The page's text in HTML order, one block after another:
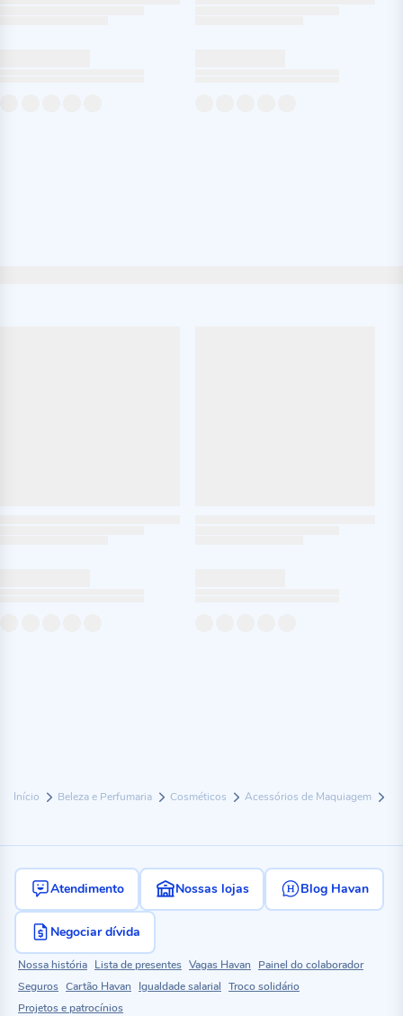
Início Beleza e Perfumaria Cosméticos Acessórios de Maquiagem
Atendimento Nossas lojas Blog Havan
Negociar dívida
Nossa história Lista de presentes Vagas Havan
Painel do colaborador
Seguros Cartão Havan Igualdade salarial Troco solidário
Projetos e patrocínios